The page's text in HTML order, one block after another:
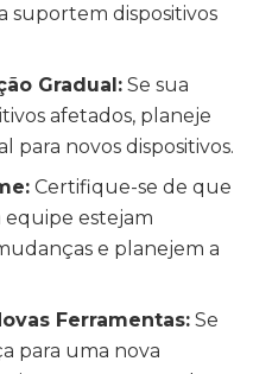
suportem dispositivos
Gradual: Se sua
afetados, planeje
para novos dispositivos.
Certifique-se de que
equipe estejam
e planejem a
Ferramentas: Se
para uma nova